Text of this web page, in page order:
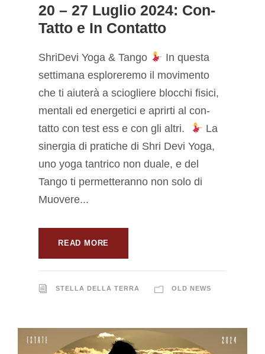
20 – 27 Luglio 2024: Con-
Tatto e In Contatto
ShriDevi Yoga & Tango
In questa
settimana esploreremo il movimento
che ti aiuterà a sciogliere blocchi fisici,
mentali ed energetici e aprirti al con-
tatto con test ess e con gli altri.
La
sinergia di pratiche di Shri Devi Yoga,
uno yoga tantrico non duale, e del
Tango ti permetteranno non solo di
Muovere...
READ MORE
STELLA DELLA TERRA OLD NEWS